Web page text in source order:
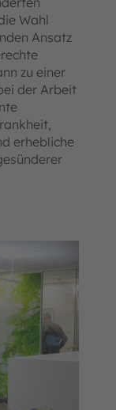
Wahl
Ansatz
zu einer
der Arbeit
erhebliche